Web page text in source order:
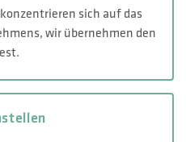
sich auf das
wir übernehmen den